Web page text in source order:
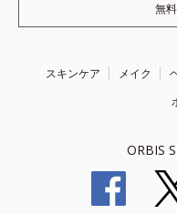
無
スキンケア メイク
ORBIS